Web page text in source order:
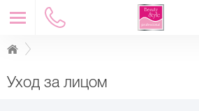
Уход за лицом